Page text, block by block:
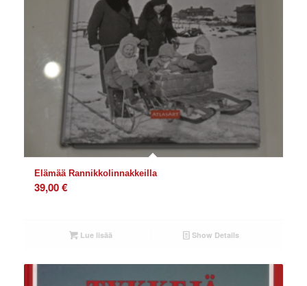
Elämää Rannikkolinnakkeilla
39,00€
Lue lisää Show Details